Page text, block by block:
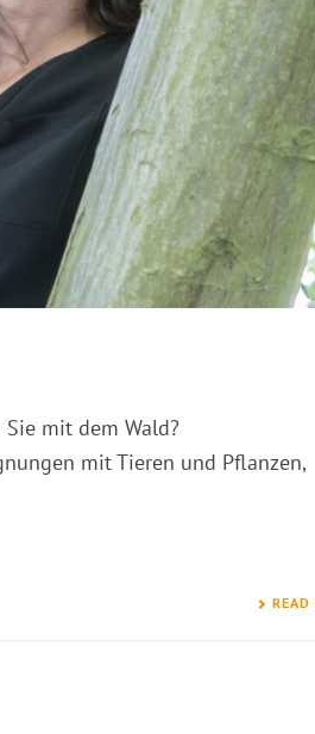
mit dem Wald?
mit Tieren und Pflanzen,
READ